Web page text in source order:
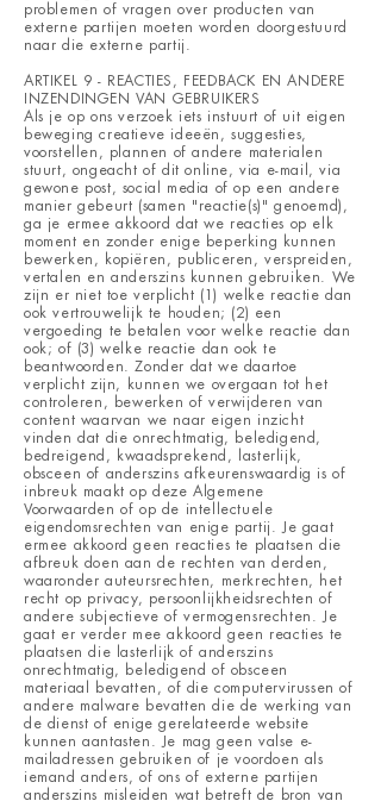
problemen of vragen over producten van
externe partijen moeten worden doorgestuurd
naar die externe partij.
ARTIKEL 9 - REACTIES, FEEDBACK EN ANDERE
INZENDINGEN VAN GEBRUIKERS
Als je op ons verzoek iets instuurt of uit eigen
beweging creatieve ideeën, suggesties,
voorstellen, plannen of andere materialen
stuurt, ongeacht of dit online, via e-mail, via
gewone post, social media of op een andere
manier gebeurt (samen "reactie(s)" genoemd),
ga je ermee akkoord dat we reacties op elk
moment en zonder enige beperking kunnen
bewerken, kopiëren, publiceren, verspreiden,
vertalen en anderszins kunnen gebruiken. We
zijn er niet toe verplicht (1) welke reactie dan
ook vertrouwelijk te houden; (2) een
vergoeding te betalen voor welke reactie dan
ook; of (3) welke reactie dan ook te
beantwoorden. Zonder dat we daartoe
verplicht zijn, kunnen we overgaan tot het
controleren, bewerken of verwijderen van
content waarvan we naar eigen inzicht
vinden dat die onrechtmatig, beledigend,
bedreigend, kwaadsprekend, lasterlijk,
obsceen of anderszins afkeurenswaardig is of
inbreuk maakt op deze Algemene
Voorwaarden of op de intellectuele
eigendomsrechten van enige partij. Je gaat
ermee akkoord geen reacties te plaatsen die
afbreuk doen aan de rechten van derden,
waaronder auteursrechten, merkrechten, het
recht op privacy, persoonlijkheidsrechten of
andere subjectieve of vermogensrechten. Je
gaat er verder mee akkoord geen reacties te
plaatsen die lasterlijk of anderszins
onrechtmatig, beledigend of obsceen
materiaal bevatten, of die computervirussen of
andere malware bevatten die de werking van
de dienst of enige gerelateerde website
kunnen aantasten. Je mag geen valse e-
mailadressen gebruiken of je voordoen als
iemand anders, of ons of externe partijen
anderszins misleiden wat betreft de bron van